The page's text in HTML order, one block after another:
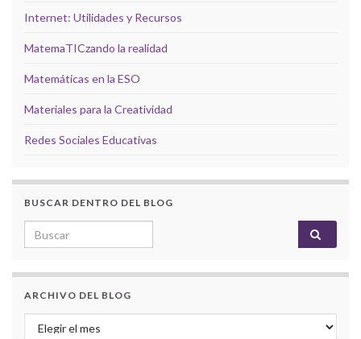
Internet: Utilidades y Recursos
MatemaTICzando la realidad
Matemáticas en la ESO
Materiales para la Creatividad
Redes Sociales Educativas
BUSCAR DENTRO DEL BLOG
Search for:
ARCHIVO DEL BLOG
Archivo del Blog